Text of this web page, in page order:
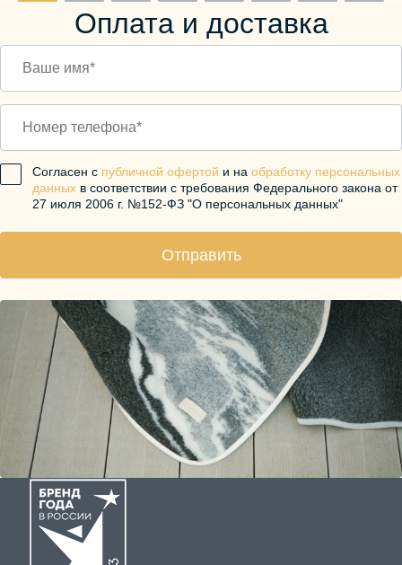
Оплата и доставка
Согласен с публичной офертой и на обработку персональных
данных в соответствии с требования Федерального закона от
27 июля 2006 г. №152-ФЗ "О персональных данных"
Отправить